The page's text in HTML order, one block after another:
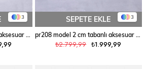
3 3
SEPETE EKLE
₺1.999,99
₺2.799,99